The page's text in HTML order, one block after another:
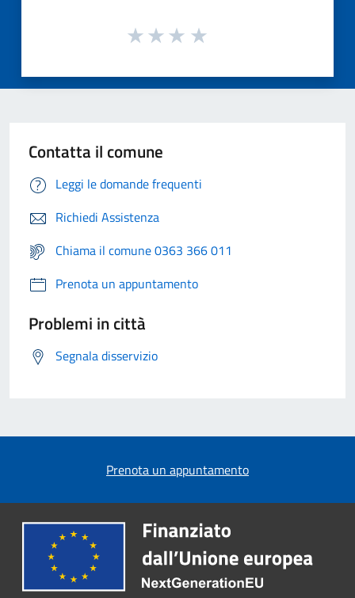
Contatta il comune
Leggi le domande frequenti
Richiedi Assistenza
Chiama il comune 0363 366 011
Prenota un appuntamento
Problemi in città
Segnala disservizio
Prenota un appuntamento